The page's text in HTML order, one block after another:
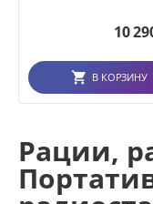
10
В КОРЗИНУ
Рации,